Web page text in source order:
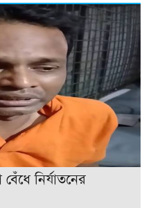
নির্যাতনের